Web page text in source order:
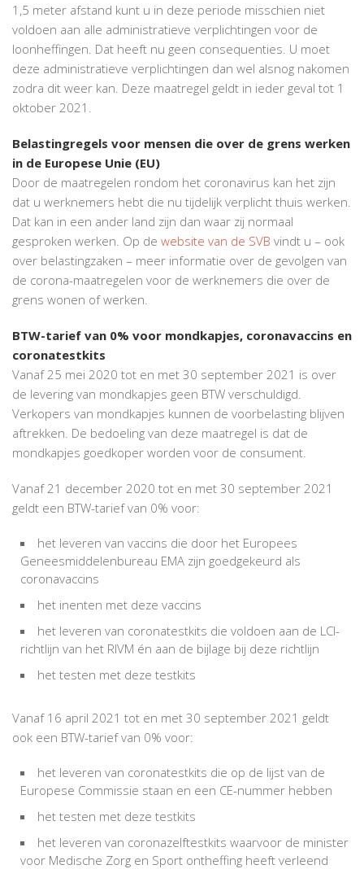
1,5 meter afstand kunt u in deze periode misschien niet
voldoen aan alle administratieve verplichtingen voor de
loonheffingen. Dat heeft nu geen consequenties. U moet
deze administratieve verplichtingen dan wel alsnog nakomen
zodra dit weer kan. Deze maatregel geldt in ieder geval tot 1
oktober 2021.
Belastingregels voor mensen die over de grens werken
in de Europese Unie (EU)
Door de maatregelen rondom het coronavirus kan het zijn
dat u werknemers hebt die nu tijdelijk verplicht thuis werken.
Dat kan in een ander land zijn dan waar zij normaal
gesproken werken. Op de website van de SVB vindt u – ook
over belastingzaken – meer informatie over de gevolgen van
de corona-maatregelen voor de werknemers die over de
grens wonen of werken.
BTW-tarief van 0% voor mondkapjes, coronavaccins en
coronatestkits
Vanaf 25 mei 2020 tot en met 30 september 2021 is over
de levering van mondkapjes geen BTW verschuldigd.
Verkopers van mondkapjes kunnen de voorbelasting blijven
aftrekken. De bedoeling van deze maatregel is dat de
mondkapjes goedkoper worden voor de consument.
Vanaf 21 december 2020 tot en met 30 september 2021
geldt een BTW-tarief van 0% voor:
het leveren van vaccins die door het Europees
Geneesmiddelenbureau EMA zijn goedgekeurd als
coronavaccins
het inenten met deze vaccins
het leveren van coronatestkits die voldoen aan de LCI-
richtlijn van het RIVM én aan de bijlage bij deze richtlijn
het testen met deze testkits
Vanaf 16 april 2021 tot en met 30 september 2021 geldt
ook een BTW-tarief van 0% voor:
het leveren van coronatestkits die op de lijst van de
Europese Commissie staan en een CE-nummer hebben
het testen met deze testkits
het leveren van coronazelftestkits waarvoor de minister
voor Medische Zorg en Sport ontheffing heeft verleend